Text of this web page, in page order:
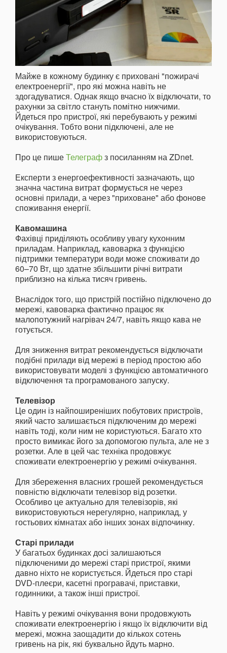
Майже в кожному будинку є приховані "пожирачі
електроенергії", про які можна навіть не
здогадуватися. Однак якщо вчасно їх відключати, то
рахунки за світло стануть помітно нижчими.
Йдеться про пристрої, які перебувають у режимі
очікування. Тобто вони підключені, але не
використовуються.
Про це пишеТелеграфз посиланням на ZDnet.
Експерти з енергоефективності зазначають, що
значна частина витрат формується не через
основні прилади, а через "приховане" або фонове
споживання енергії.
Кавомашина
Фахівці приділяють особливу увагу кухонним
приладам. Наприклад, кавоварка з функцією
підтримки температури води може споживати до
60–70 Вт, що здатне збільшити річні витрати
приблизно на кілька тисяч гривень.
Внаслідок того, що пристрій постійно підключено до
мережі, кавоварка фактично працює як
малопотужний нагрівач 24/7, навіть якщо кава не
готується.
Для зниження витрат рекомендується відключати
подібні прилади від мережі в період простою або
використовувати моделі з функцією автоматичного
відключення та програмованого запуску.
Телевізор
Це один із найпоширеніших побутових пристроїв,
який часто залишається підключеним до мережі
навіть тоді, коли ним не користуються. Багато хто
просто вимикає його за допомогою пульта, але не з
розетки. Але в цей час техніка продовжує
споживати електроенергію у режимі очікування.
Для збереження власних грошей рекомендується
повністю відключати телевізор від розетки.
Особливо це актуально для телевізорів, які
використовуються нерегулярно, наприклад, у
гостьових кімнатах або інших зонах відпочинку.
Старі прилади
У багатьох будинках досі залишаються
підключеними до мережі старі пристрої, якими
давно ніхто не користується. Йдеться про старі
DVD-плеєри, касетні програвачі, приставки,
годинники, а також інші пристрої.
Навіть у режимі очікування вони продовжують
споживати електроенергію і якщо їх відключити від
мережі, можна заощадити до кількох сотень
гривень на рік, які буквально йдуть марно.